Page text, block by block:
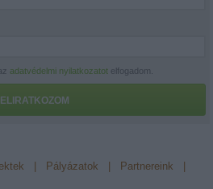
adatvédelmi nyilatkozatot elfogadom.
Pályázatok Partnereink